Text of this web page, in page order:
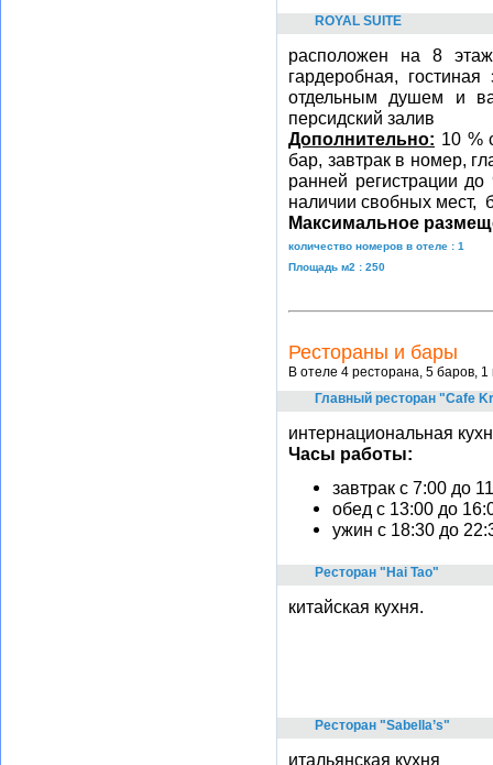
ROYAL SUITE
расположен на 8
гардеробная,
отдельным душем и
персидский залив
Дополнительно: 10 %
бар, завтрак в номер,
ранней регистрации
наличии свобных мест,
Максимальное
количество номеров в отеле : 1
Площадь м2 : 250
Рестораны и бары
В отеле 4 ресторана, 5 баров,
Главный ресторан "Cafe
интернациональная
Часы работы:
завтрак с 7:00 до
обед c 13:00 до
ужин с 18:30 до
Ресторан "Hai Tao"
китайская кухня.
Ресторан "Sabella’s"
итальянская кухня